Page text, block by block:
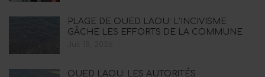
PLAGE DE OUED LAOU: L’INCIVISME
GÂCHE LES EFFORTS DE LA COMMUNE
OUED LAOU: LES AUTORITÉS